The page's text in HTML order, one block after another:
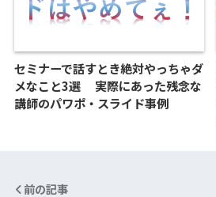
セミナーで話すとき絶対やっちゃダ
メなこと3選 実際にあった残念な
講師のパワポ・スライド事例
前の記事